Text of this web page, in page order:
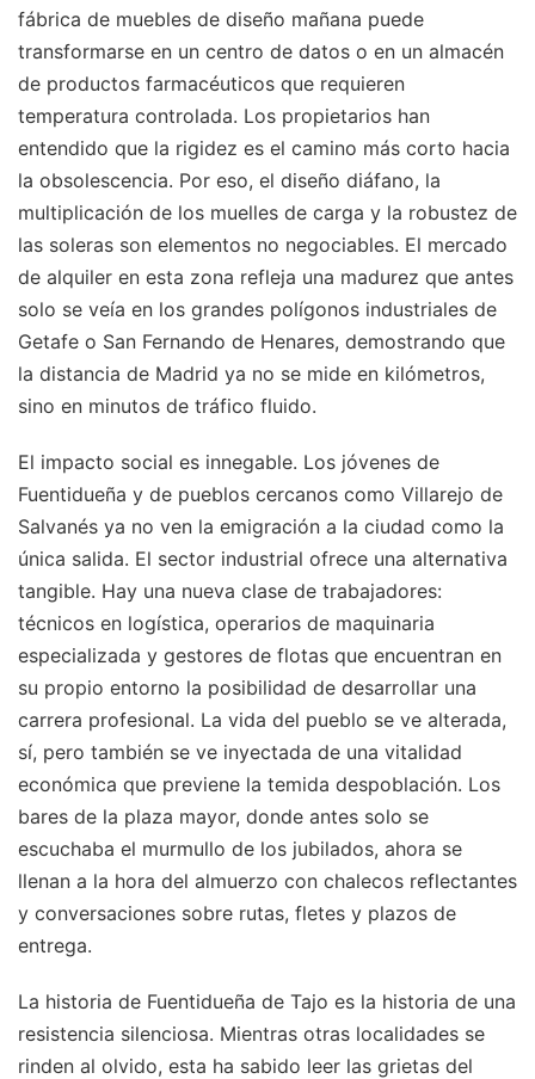
fábrica de muebles de diseño mañana puede
transformarse en un centro de datos o en un almacén
de productos farmacéuticos que requieren
temperatura controlada. Los propietarios han
entendido que la rigidez es el camino más corto hacia
la obsolescencia. Por eso, el diseño diáfano, la
multiplicación de los muelles de carga y la robustez de
las soleras son elementos no negociables. El mercado
de alquiler en esta zona refleja una madurez que antes
solo se veía en los grandes polígonos industriales de
Getafe o San Fernando de Henares, demostrando que
la distancia de Madrid ya no se mide en kilómetros,
sino en minutos de tráfico fluido.
El impacto social es innegable. Los jóvenes de
Fuentidueña y de pueblos cercanos como Villarejo de
Salvanés ya no ven la emigración a la ciudad como la
única salida. El sector industrial ofrece una alternativa
tangible. Hay una nueva clase de trabajadores:
técnicos en logística, operarios de maquinaria
especializada y gestores de flotas que encuentran en
su propio entorno la posibilidad de desarrollar una
carrera profesional. La vida del pueblo se ve alterada,
sí, pero también se ve inyectada de una vitalidad
económica que previene la temida despoblación. Los
bares de la plaza mayor, donde antes solo se
escuchaba el murmullo de los jubilados, ahora se
llenan a la hora del almuerzo con chalecos reflectantes
y conversaciones sobre rutas, fletes y plazos de
entrega.
La historia de Fuentidueña de Tajo es la historia de una
resistencia silenciosa. Mientras otras localidades se
rinden al olvido, esta ha sabido leer las grietas del